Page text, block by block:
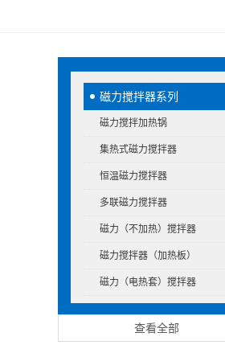
磁力搅拌器系列
磁力搅拌加热锅
集热式磁力搅拌器
恒温磁力搅拌器
多联磁力搅拌器
磁力（不加热）搅拌器
磁力搅拌器（加热板）
磁力（电热套）搅拌器
查看全部